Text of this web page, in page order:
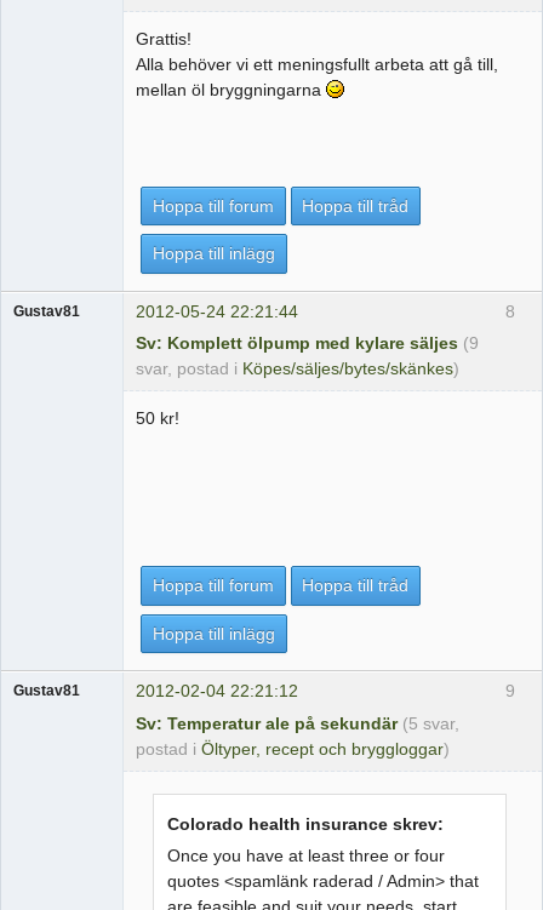
Grattis!
Alla behöver vi ett meningsfullt arbeta att gå till,
mellan öl bryggningarna
Hoppa till forum Hoppa till tråd
Hoppa till inlägg
8
Gustav81
2012-05-24 22:21:44
Sv: Komplett ölpump med kylare säljes (9
svar, postad i Köpes/säljes/bytes/skänkes)
50 kr!
Hoppa till forum Hoppa till tråd
Hoppa till inlägg
9
Gustav81
2012-02-04 22:21:12
Sv: Temperatur ale på sekundär (5 svar,
postad i Öltyper, recept och bryggloggar)
Colorado health insurance skrev:
Once you have at least three or four
quotes <spamlänk raderad / Admin> that